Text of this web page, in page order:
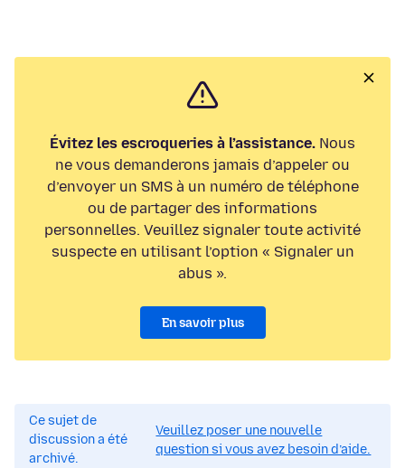
Évitez les escroqueries à l’assistance. Nous
ne vous demanderons jamais d’appeler ou
d’envoyer un SMS à un numéro de téléphone
ou de partager des informations
personnelles. Veuillez signaler toute activité
suspecte en utilisant l’option « Signaler un
abus ».
En savoir plus
Ce sujet de
discussion a été
archivé.
Veuillez poser une nouvelle
question si vous avez besoin d’aide.